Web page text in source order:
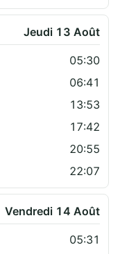
Jeudi 13 Août
05:30
06:41
13:53
17:42
20:55
22:07
Vendredi 14 Août
05:31